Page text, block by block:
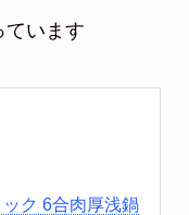
ています
ック 6合肉厚浅鍋